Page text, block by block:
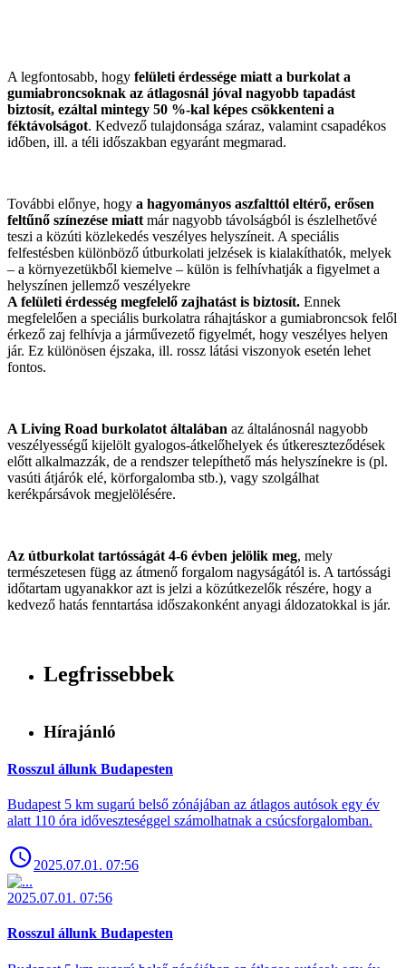
A legfontosabb, hogy felületi érdessége miatt a burkolat a
gumiabroncsoknak az átlagosnál jóval nagyobb tapadást
biztosít, ezáltal mintegy 50 %-kal képes csökkenteni a
féktávolságot. Kedvező tulajdonsága száraz, valamint csapadékos
időben, ill. a téli időszakban egyaránt megmarad.
További előnye, hogy a hagyományos aszfalttól eltérő, erősen
feltűnő színezése miatt már nagyobb távolságból is észlelhetővé
teszi a közúti közlekedés veszélyes helyszíneit. A speciális
felfestésben különböző útburkolati jelzések is kialakíthatók, melyek
– a környezetükből kiemelve – külön is felhívhatják a figyelmet a
helyszínen jellemző veszélyekre
A felületi érdesség megfelelő zajhatást is biztosít. Ennek
megfelelően a speciális burkolatra ráhajtáskor a gumiabroncsok felől
érkező zaj felhívja a járművezető figyelmét, hogy veszélyes helyen
jár. Ez különösen éjszaka, ill. rossz látási viszonyok esetén lehet
fontos.
A Living Road burkolatot általában az általánosnál nagyobb
veszélyességű kijelölt gyalogos-átkelőhelyek és útkereszteződések
előtt alkalmazzák, de a rendszer telepíthető más helyszínekre is (pl.
vasúti átjárók elé, körforgalomba stb.), vagy szolgálhat
kerékpársávok megjelölésére.
Az útburkolat tartósságát 4-6 évben jelölik meg, mely
természetesen függ az átmenő forgalom nagyságától is. A tartóssági
időtartam ugyanakkor azt is jelzi a közútkezelők részére, hogy a
kedvező hatás fenntartása időszakonként anyagi áldozatokkal is jár.
Legfrissebbek
Hírajánló
Rosszul állunk Budapesten
Budapest 5 km sugarú belső zónájában az átlagos autósok egy év
alatt 110 óra időveszteséggel számolhatnak a csúcsforgalomban.
2025.07.01. 07:56
2025.07.01. 07:56
Rosszul állunk Budapesten